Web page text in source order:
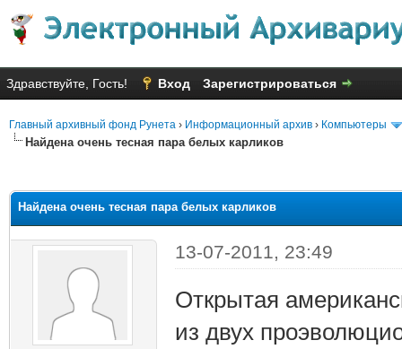
Здравствуйте, Гость! Вход Зарегистрироваться
Главный архивный фонд Рунета › Информационный архив › Компьютеры
Найдена очень тесная пара белых карликов
Найдена очень тесная пара белых карликов
13-07-2011, 23:49
Открытая
из двух